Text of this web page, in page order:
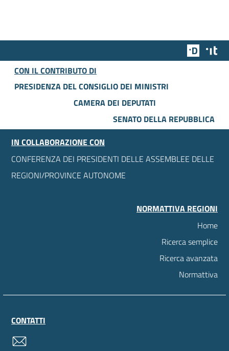
Team
CON IL CONTRIBUTO DI
PRESIDENZA DEL CONSIGLIO DEI MINISTRI
CAMERA DEI DEPUTATI
SENATO DELLA REPUBBLICA
IN COLLABORAZIONE CON
CONFERENZA DEI PRESIDENTI DELLE ASSEMBLEE DELLE
REGIONI/PROVINCE AUTONOME
NORMATTIVA REGIONI
Home
Ricerca semplice
Ricerca avanzata
Normattiva
CONTATTI